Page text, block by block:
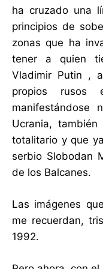
ha cruzado una
principios de
zonas que ha
tener a quien
Vladimir Putin ,
propios rusos
manifestándose
Ucrania,
totalitario y que
serbio Slobodan
de los Balcanes.
Las imágenes
me recuerdan,
1992.